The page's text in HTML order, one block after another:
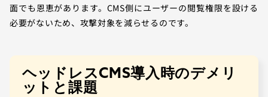
面でも恩恵があります。CMS側にユーザーの閲覧権限を設ける
必要がないため、攻撃対象を減らせるのです。
ヘッドレスCMS導入時のデメリ
ットと課題